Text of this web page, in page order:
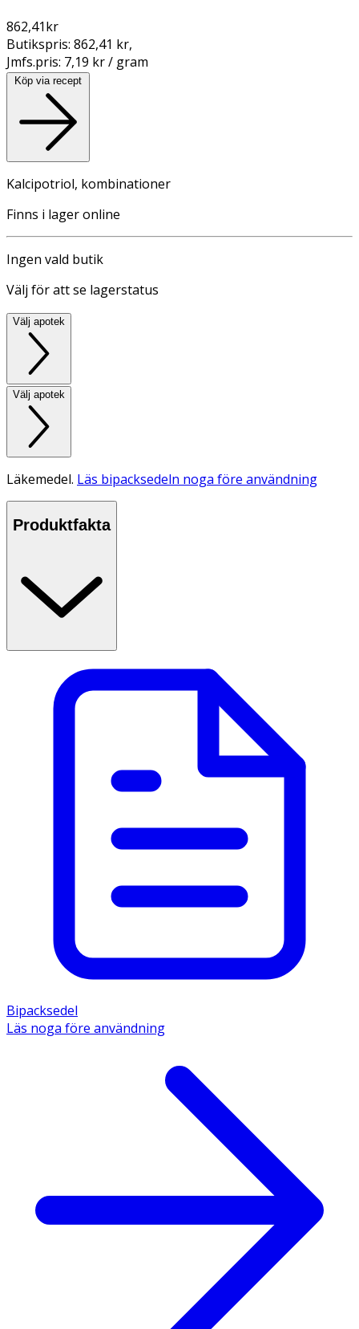
862,41kr
Butikspris: 862,41 kr,
Jmfs.pris: 7,19 kr / gram
Köp via recept
Kalcipotriol, kombinationer
Finns i lager online
Ingen vald butik
Välj för att se lagerstatus
Välj apotek
Välj apotek
Läkemedel. Läs bipacksedeln noga före användning
Produktfakta
Bipacksedel
Läs noga före användning